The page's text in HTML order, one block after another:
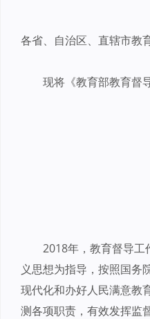
各省、自治区、直辖市教
现将《教育部教育督
2018年，教育督导工
义思想为指导，按照国务
现代化和办好人民满意教
测各项职责，有效发挥监